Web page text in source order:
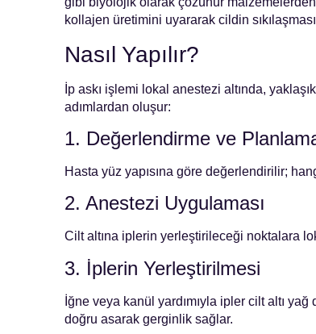
kollajen üretimini uyararak cildin
Nasıl Yapılır?
İp askı işlemi lokal anestezi altında,
adımlardan oluşur:
1. Değerlendirme ve
Hasta yüz yapısına göre değerlendirilir;
2. Anestezi Uygulaması
Cilt altına iplerin yerleştirileceği noktalara
3. İplerin Yerleştirilmesi
İğne veya kanül yardımıyla ipler cilt altı
doğru asarak gerginlik sağlar.